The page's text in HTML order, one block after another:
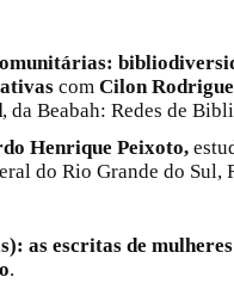
com Cilon
, da Beabah: Redes de
Henrique Peixoto,
do Rio Grande do Sul,
as escritas de
.